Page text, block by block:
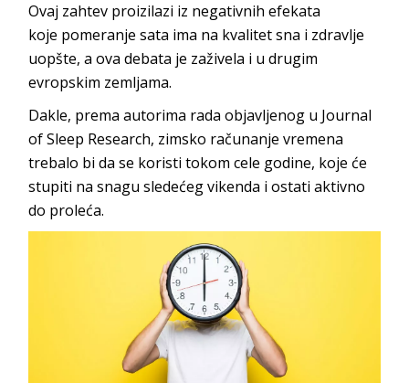
Ovaj zahtev proizilazi iz negativnih efekata
koje pomeranje sata ima na kvalitet sna i zdravlje
uopšte, a ova debata je zaživela i u drugim
evropskim zemljama.
Dakle, prema autorima rada objavljenog u Journal
of Sleep Research, zimsko računanje vremena
trebalo bi da se koristi tokom cele godine, koje će
stupiti na snagu sledećeg vikenda i ostati aktivno
do proleća.